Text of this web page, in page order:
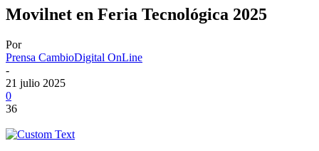
Movilnet en Feria Tecnológica 2025
Por
Prensa CambioDigital OnLine
-
21 julio 2025
0
36